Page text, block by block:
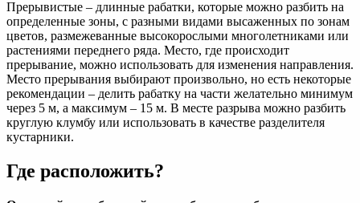
Прерывистые – длинные рабатки, которые можно разбить на
определенные зоны, с разными видами высаженных по зонам
цветов, размежеванные высокорослыми многолетниками или
растениями переднего ряда. Место, где происходит
прерывание, можно использовать для изменения направления.
Место прерывания выбирают произвольно, но есть некоторые
рекомендации – делить рабатку на части желательно минимум
через 5 м, а максимум – 15 м. В месте разрыва можно разбить
круглую клумбу или использовать в качестве разделителя
кустарники.
Где расположить?